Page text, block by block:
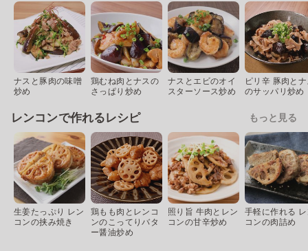
ナスと豚肉の味噌
炒め
鶏むね肉とナスの
さっぱり炒め
ナスとエビのオイ
スターソース炒め
ピリ辛 豚肉と
のサッパリ炒め
レンコンで作れるレシピ もっと見る
生姜たっぷり レン
コンの挟み焼き
鶏もも肉とレンコ
ンのこってりバタ
ー醤油炒め
照り旨 牛肉とレン
コンの甘辛炒め
手軽に作れる
コンの肉詰め